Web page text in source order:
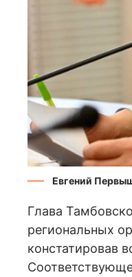
Евгений
Глава
региональных
констатировав